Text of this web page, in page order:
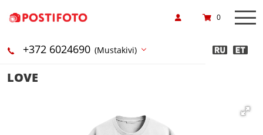
+372 6024690 (Mustakivi)
0
LOVE